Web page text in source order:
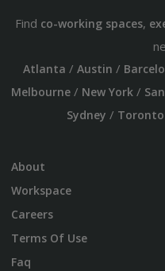
Find co-working spaces,
Atlanta / Austin /
Melbourne/ New York/
Sydney / Toronto
About
Workspace
Careers
Terms Of Use
Faq